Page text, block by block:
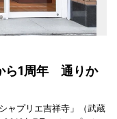
ら1周年 通りか
ャプリエ吉祥寺」（武蔵